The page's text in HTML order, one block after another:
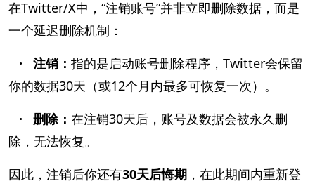
在Twitter/X中，“注销账号”并非立即删除数据，而是
一个延迟删除机制：
· 注销： 指的是启动账号删除程序，Twitter会保留
你的数据30天（或12个月内最多可恢复一次）。
· 删除： 在注销30天后，账号及数据会被永久删
除，无法恢复。
因此，注销后你还有30天后悔期 ，在此期间内重新登